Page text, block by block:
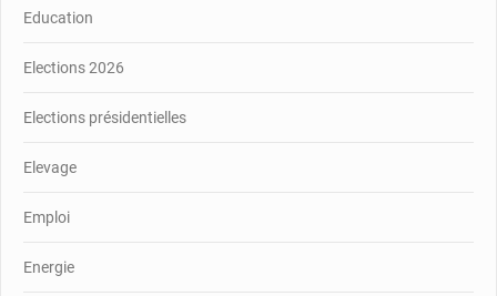
Education
Elections 2026
Elections présidentielles
Elevage
Emploi
Energie